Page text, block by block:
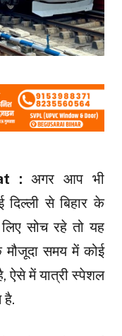
: अगर आप भी
दिल्ली से बिहार के
सोच रहे तो यह
समय में कोई
ऐसे में यात्री स्पेशल
है.